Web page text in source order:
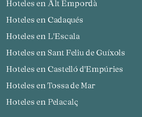
Hoteles en Alt Empordà
Hoteles en Cadaqués
Hoteles en L'Escala
Hoteles en Sant Feliu de Guíxols
Hoteles en Castelló d'Empúries
Hoteles en Tossa de Mar
Hoteles en Pelacalç